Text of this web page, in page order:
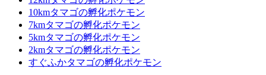
10kmタマゴの孵化ポケモン
7kmタマゴの孵化ポケモン
5kmタマゴの孵化ポケモン
2kmタマゴの孵化ポケモン
すぐふかタマゴの孵化ポケモン